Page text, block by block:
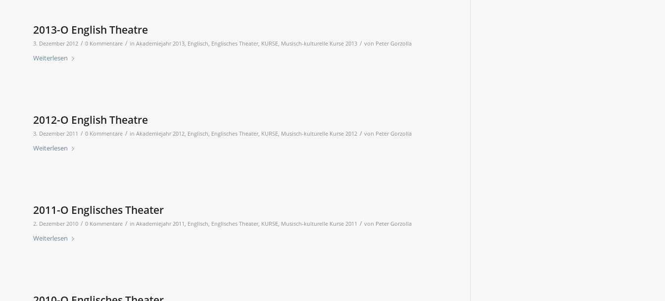
2013-O English Theatre
3. Dezember 2012 / 0 Kommentare / in Akademiejahr 2013, Englisch, Englisches Theater, KURSE, Musisch-kulturelle Kurse 2013 / von Peter Gorzolla
Weiterlesen
2012-O English Theatre
3. Dezember 2011 / 0 Kommentare / in Akademiejahr 2012, Englisch, Englisches Theater, KURSE, Musisch-kulturelle Kurse 2012 / von Peter Gorzolla
Weiterlesen
2011-O Englisches Theater
2. Dezember 2010 / 0 Kommentare / in Akademiejahr 2011 , Englisch, Englisches Theater, KURSE, Musisch-kulturelle Kurse 2011 / von Peter Gorzolla
Weiterlesen